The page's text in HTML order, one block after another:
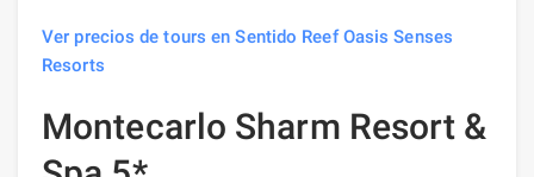
Ver precios de tours en Sentido Reef Oasis Senses
Resorts
Montecarlo Sharm Resort &